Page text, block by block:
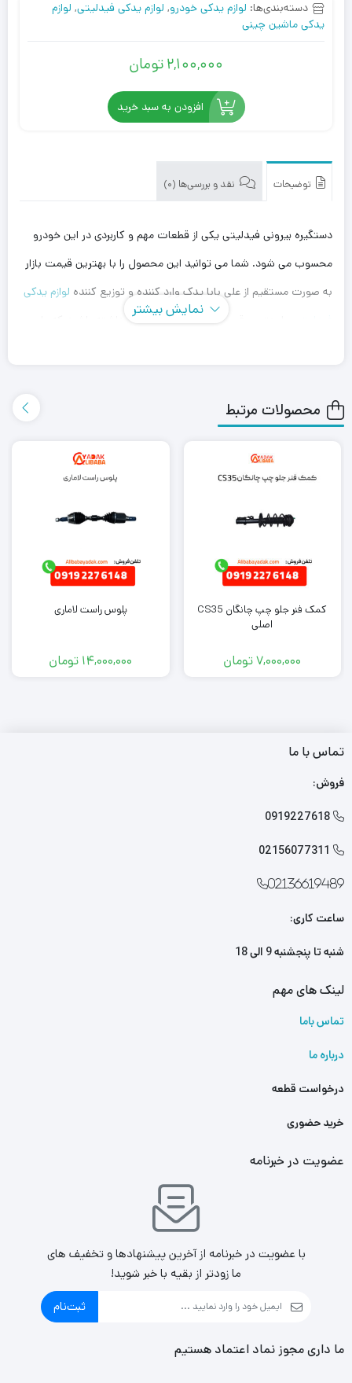
دسته‌بندی‌ها: لوازم یدکی خودرو, لوازم یدکی فیدلیتی, لوازم
یدکی ماشین چینی
2,100,000تومان
افزودن به سبد خرید
توضیحات نقد و بررسی‌ها (0)
دستگیره بیرونی فیدلیتی یکی از قطعات مهم و کاربردی در این خودرو
محسوب می شود. شما می توانید این محصول را با بهترین قیمت بازار
به صورت مستقیم از علی بابا یدک وارد کننده و توزیع کننده لوازم یدکی
، با بهترین قیمت خریداری کنید. توجه داشته باشید که علی
همچنین می توانید علاوه بر خرید دستگیره بیرونی فیدلیتی، سایر
لوازم
کارشناسان فروش ما تماس بگیرید.
نمایش بیشتر
محصولات مرتبط
کمک فنر جلو چپ چانگان CS35
اصلی
7,000,000تومان
پلوس راست لاماری
14,000,000 تومان
تماس با ما
فروش:

0919227618

02156077311
02136619489
ساعت کاری:
شنبه تا پنجشنبه 9 الی 18
لینک های مهم
تماس باما
درباره ما
درخواست قطعه
خرید حضوری
عضویت در خبرنامه
با عضویت در خبرنامه از آخرین پیشنهادها و تخفیف های
ما زودتر از بقیه با خبر شوید!
ثبت‌نام
ما داری مجوز نماد اعتماد هستیم